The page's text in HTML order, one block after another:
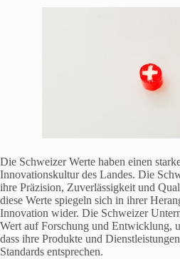
Die Schweizer Werte haben einen
Innovationskultur des Landes. Die
ihre Präzision, Zuverlässigkeit und
diese Werte spiegeln sich in ihrer
Innovation wider. Die Schweizer
Wert auf Forschung und Entwicklung,
dass ihre Produkte und
Standards entsprechen.